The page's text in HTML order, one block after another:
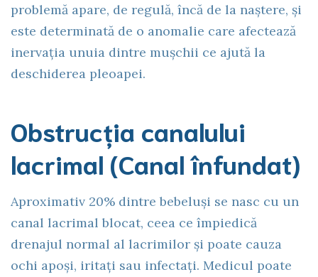
problemă apare, de regulă, încă de la naștere, și
este determinată de o anomalie care afectează
inervația unuia dintre mușchii ce ajută la
deschiderea pleoapei.
Obstrucția canalului
lacrimal (Canal înfundat)
Aproximativ 20% dintre bebeluși se nasc cu un
canal lacrimal blocat, ceea ce împiedică
drenajul normal al lacrimilor și poate cauza
ochi apoși, iritați sau infectați. Medicul poate